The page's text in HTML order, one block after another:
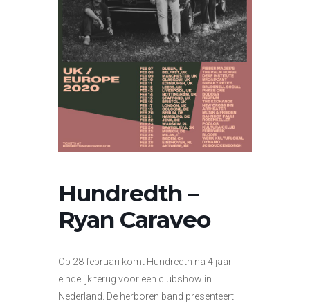
Hundredth –
Ryan Caraveo
Op 28 februari komt Hundredth na 4 jaar
eindelijk terug voor een clubshow in
Nederland. De herboren band presenteert